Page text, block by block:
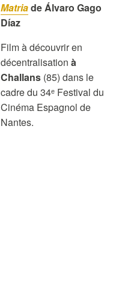
Matriade Álvaro Gago
Díaz
Film à découvrir en
décentralisation à
Challans (85) dans le
cadre du 34ᵉ Festival du
Cinéma Espagnol de
Nantes.